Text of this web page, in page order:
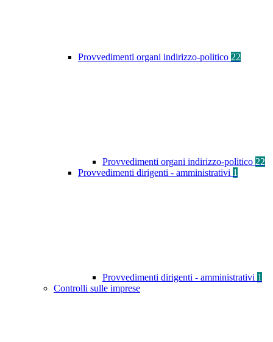
Provvedimenti organi indirizzo-politico 22
Provvedimenti organi indirizzo-politico 22
Provvedimenti dirigenti - amministrativi 1
Provvedimenti dirigenti - amministrativi 1
Controlli sulle imprese